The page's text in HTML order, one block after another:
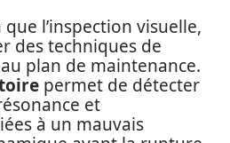
l’inspection visuelle,
des techniques de
plan de maintenance.
permet de détecter
et
à un mauvais